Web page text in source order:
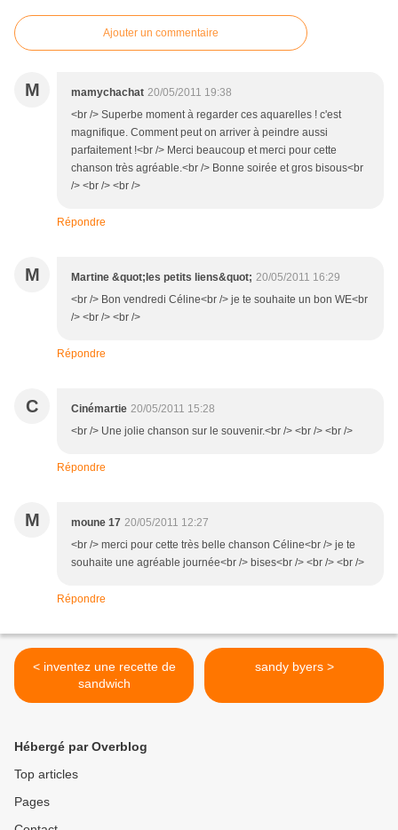
Ajouter un commentaire
M mamychachat 20/05/2011 19:38
<br /> Superbe moment à regarder ces aquarelles ! c'est
magnifique. Comment peut on arriver à peindre aussi
parfaitement !<br /> Merci beaucoup et merci pour cette
chanson très agréable.<br /> Bonne soirée et gros bisous<br
/> <br /> <br />
Répondre
M Martine &quot;les petits liens&quot; 20/05/2011 16:29
<br /> Bon vendredi Céline<br /> je te souhaite un bon WE<br
/> <br /> <br />
Répondre
C Cinémartie 20/05/2011 15:28
<br /> Une jolie chanson sur le souvenir.<br /> <br /> <br />
Répondre
M moune 17 20/05/2011 12:27
<br /> merci pour cette très belle chanson Céline<br /> je te
souhaite une agréable journée<br /> bises<br /> <br /> <br />
Répondre
< inventez une recette de
sandwich
sandy byers >
Hébergé par Overblog
Top articles
Pages